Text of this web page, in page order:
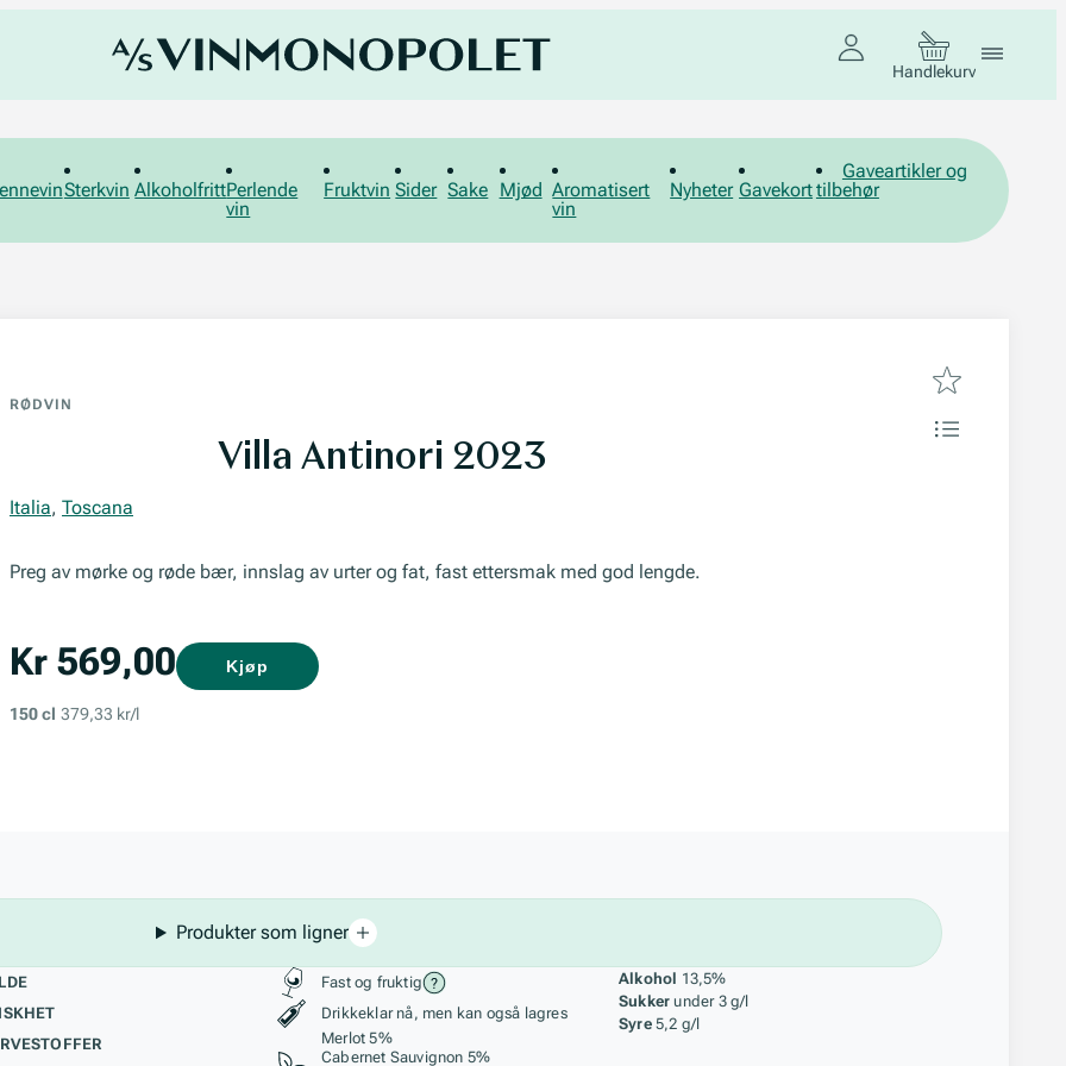
Handlekurv
Sterkvin AlkoholfrittPerlende
vin
Fruktvin Sider Sake Mjød Aromatisert
vin
Nyheter Gavekort
Gaveartikler og
tilbehør
RØDVIN
Villa Antinori 2023
Italia, Toscana
Preg av mørke og røde bær, innslag av urter og fat, fast ettersmak med god lengde.
Kr 569,00
150 cl 379,33 kr/l
Kjøp
Produkter som ligner
Stil, lagring og råstoff
Fast og fruktig
Drikkeklar nå, men kan også lagres
Merlot 5%
Cabernet Sauvignon 5%
Alkohol 13,5%
Sukker under 3 g/l
Syre 5,2 g/l